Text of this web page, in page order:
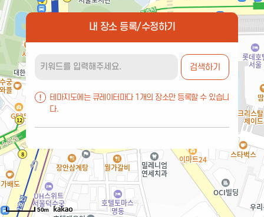
50m
내 장소 등록/수정하기
검색하기
테마지도에는 큐레이터마다 1개의 장소만 등록할 수 있습니
다.